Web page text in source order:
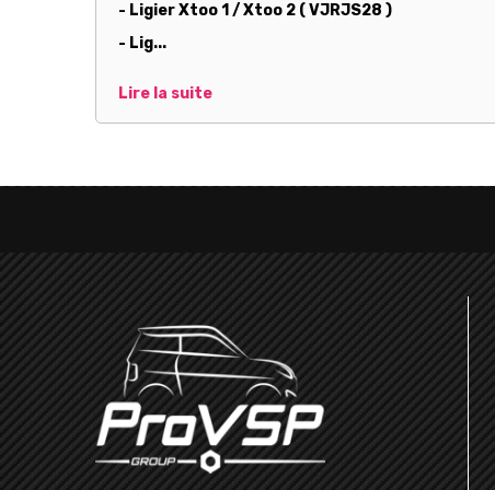
- Ligier Xtoo 1 / Xtoo 2 ( VJRJS28 )
- Lig...
Lire la suite